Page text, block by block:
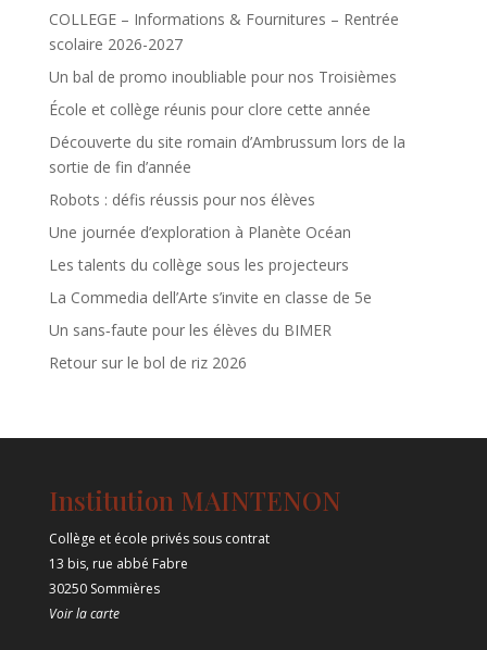
COLLEGE – Informations & Fournitures – Rentrée
scolaire 2026-2027
Un bal de promo inoubliable pour nos Troisièmes
École et collège réunis pour clore cette année
Découverte du site romain d’Ambrussum lors de la
sortie de fin d’année
Robots : défis réussis pour nos élèves
Une journée d’exploration à Planète Océan
Les talents du collège sous les projecteurs
La Commedia dell’Arte s’invite en classe de 5e
Un sans‑faute pour les élèves du BIMER
Retour sur le bol de riz 2026
Institution MAINTENON
Collège et école privés sous contrat
13 bis, rue abbé Fabre
30250 Sommières
Voir la carte